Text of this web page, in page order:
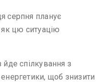
серпня планує
як цю ситуацію
спілкування з
щоб знизити